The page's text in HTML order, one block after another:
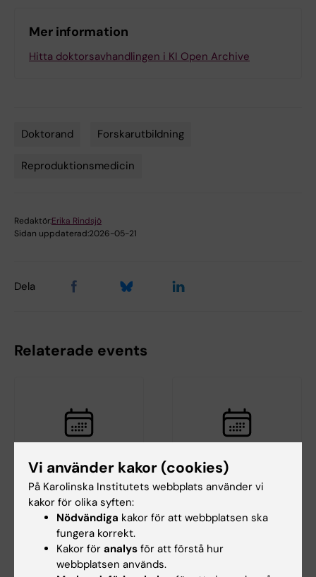
Mer information
Hitta doktorsavhandlingen i KI Open Archive
Doktorand Forskarutbildning
Reproduktionsmedicin
Redaktör:Erika Rindsjö
Sidan uppdaterad:2026-05-21
Dela
Relaterade events
21 aug 2026
Disputation: Callum
Regan
Epidemiology to Health
Promotion: Associations
between physical activity…
27 aug 2026-27 aug 2026
Titel:
neuroprotektion i modeller av…
Vi använder kakor (cookies)
På Karolinska Institutets webbplats använder vi
kakor för olika syften:
Nödvändiga kakor för att webbplatsen ska
fungera korrekt.
Kakor för analys för att förstå hur
webbplatsen används.